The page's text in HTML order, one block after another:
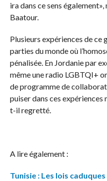
ira dans ce sens
Baatour.
Plusieurs expériences de ce
parties du monde où
pénalisée. En Jordanie par
même une radio LGBTQI+
de programme de
puiser dans ces expériences
t-il regretté.
A lire également :
Tunisie : Les lois